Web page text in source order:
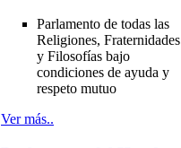
Parlamento de todas las
Religiones, Fraternidades
y Filosofías bajo
condiciones de ayuda y
respeto mutuo
Ver más..